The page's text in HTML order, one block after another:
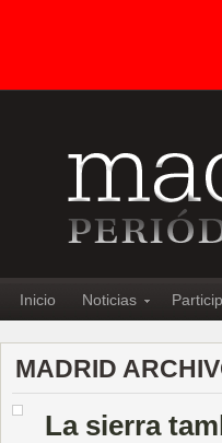
Inicio Noticias
MADRID
La sierra